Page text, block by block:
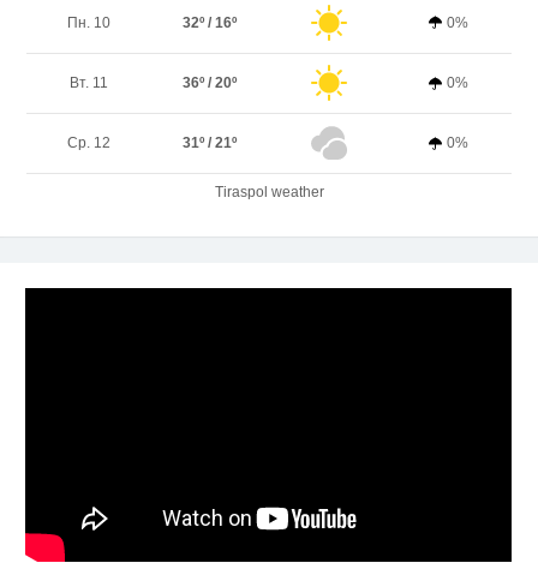
Пн. 10 32º / 16º 0%
Вт. 11 36º / 20º 0%
Ср. 12 31º / 21º 0%
Tiraspol weather